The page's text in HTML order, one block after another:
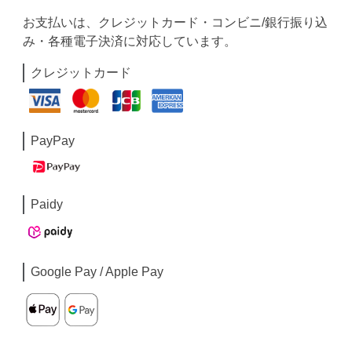
お支払いは、クレジットカード・コンビニ/銀行振り込
み・各種電子決済に対応しています。
クレジットカード
PayPay
Paidy
Google Pay / Apple Pay